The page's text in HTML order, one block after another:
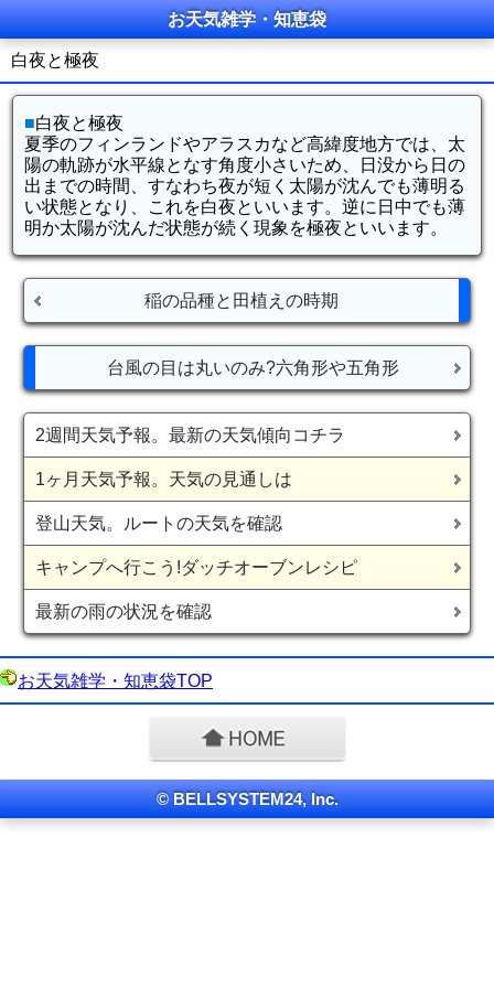
お天気雑学・知恵袋
白夜と極夜
■白夜と極夜
夏季のフィンランドやアラスカなど高緯度地方では、太
陽の軌跡が水平線となす角度小さいため、日没から日の
出までの時間、すなわち夜が短く太陽が沈んでも薄明る
い状態となり、これを白夜といいます。逆に日中でも薄
明か太陽が沈んだ状態が続く現象を極夜といいます。
稲の品種と田植えの時期
台風の目は丸いのみ?六角形や五角形
2週間天気予報。最新の天気傾向コチラ
1ヶ月天気予報。天気の見通しは
登山天気。ルートの天気を確認
キャンプへ行こう!ダッチオーブンレシピ
最新の雨の状況を確認
お天気雑学・知恵袋TOP
© BELLSYSTEM24, Inc.